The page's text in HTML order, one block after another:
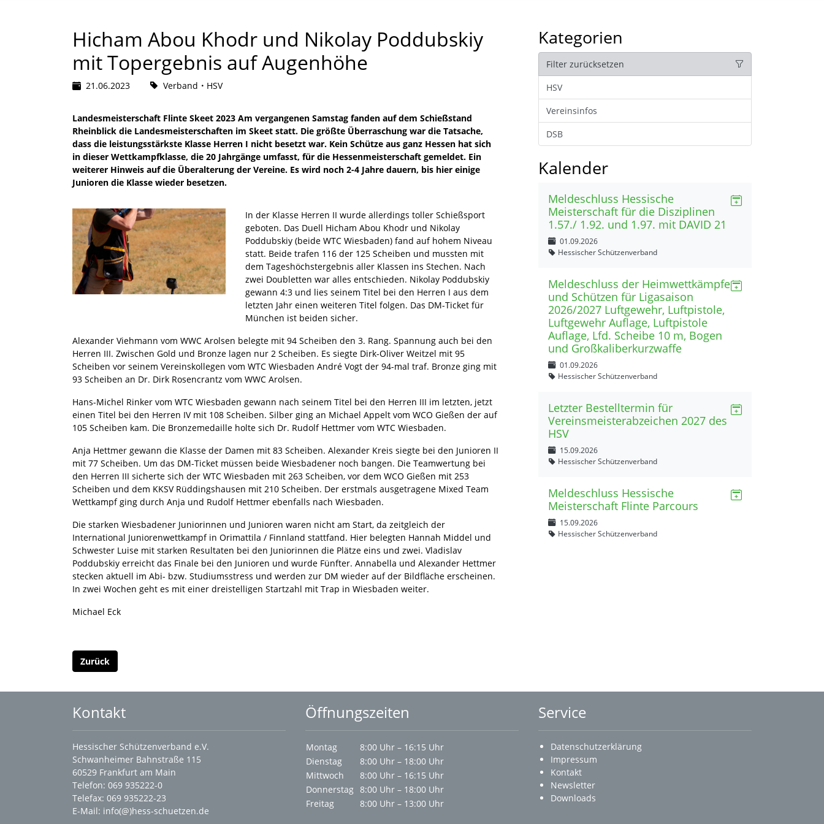
Hicham Abou Khodr und Nikolay Poddubskiy
mit Topergebnis auf Augenhöhe
21.06.2023 Verband HSV
Landesmeisterschaft Flinte Skeet 2023 Am vergangenen Samstag fanden auf dem Schießstand
Rheinblick die Landesmeisterschaften im Skeet statt. Die größte Überraschung war die Tatsache,
dass die leistungsstärkste Klasse Herren I nicht besetzt war. Kein Schütze aus ganz Hessen hat sich
in dieser Wettkampfklasse, die 20 Jahrgänge umfasst, für die Hessenmeisterschaft gemeldet. Ein
weiterer Hinweis auf die Überalterung der Vereine. Es wird noch 2-4 Jahre dauern, bis hier einige
Junioren die Klasse wieder besetzen.
In der Klasse Herren II wurde allerdings toller Schießsport
geboten. Das Duell Hicham Abou Khodr und Nikolay
Poddubskiy (beide WTC Wiesbaden) fand auf hohem Niveau
statt. Beide trafen 116 der 125 Scheiben und mussten mit
dem Tageshöchstergebnis aller Klassen ins Stechen. Nach
zwei Doubletten war alles entschieden. Nikolay Poddubskiy
gewann 4:3 und lies seinem Titel bei den Herren I aus dem
letzten Jahr einen weiteren Titel folgen. Das DM-Ticket für
München ist beiden sicher.
Alexander Viehmann vom WWC Arolsen belegte mit 94 Scheiben den 3. Rang. Spannung auch bei den
Herren III. Zwischen Gold und Bronze lagen nur 2 Scheiben. Es siegte Dirk-Oliver Weitzel mit 95
Scheiben vor seinem Vereinskollegen vom WTC Wiesbaden André Vogt der 94-mal traf. Bronze ging mit
93 Scheiben an Dr. Dirk Rosencrantz vom WWC Arolsen.
Hans-Michel Rinker vom WTC Wiesbaden gewann nach seinem Titel bei den Herren III im letzten, jetzt
einen Titel bei den Herren IV mit 108 Scheiben. Silber ging an Michael Appelt vom WCO Gießen der auf
105 Scheiben kam. Die Bronzemedaille holte sich Dr. Rudolf Hettmer vom WTC Wiesbaden.
Anja Hettmer gewann die Klasse der Damen mit 83 Scheiben. Alexander Kreis siegte bei den Junioren II
mit 77 Scheiben. Um das DM-Ticket müssen beide Wiesbadener noch bangen. Die Teamwertung bei
den Herren III sicherte sich der WTC Wiesbaden mit 263 Scheiben, vor dem WCO Gießen mit 253
Scheiben und dem KKSV Rüddingshausen mit 210 Scheiben. Der erstmals ausgetragene Mixed Team
Wettkampf ging durch Anja und Rudolf Hettmer ebenfalls nach Wiesbaden.
Die starken Wiesbadener Juniorinnen und Junioren waren nicht am Start, da zeitgleich der
International Juniorenwettkampf in Orimattila / Finnland stattfand. Hier belegten Hannah Middel und
Schwester Luise mit starken Resultaten bei den Juniorinnen die Plätze eins und zwei. Vladislav
Poddubskiy erreicht das Finale bei den Junioren und wurde Fünfter. Annabella und Alexander Hettmer
stecken aktuell im Abi- bzw. Studiumsstress und werden zur DM wieder auf der Bildfläche erscheinen.
In zwei Wochen geht es mit einer dreistelligen Startzahl mit Trap in Wiesbaden weiter.
Michael Eck
Zurück
Kategorien
Filter zurücksetzen
HSV
Vereinsinfos
DSB
Kalender
Meldeschluss Hessische
Meisterschaft für die Disziplinen
1.57./ 1.92. und 1.97. mit DAVID 21
01.09.2026
Hessischer Schützenverband
Meldeschluss der Heimwettkämpfe
und Schützen für Ligasaison
2026/2027 Luftgewehr, Luftpistole,
Luftgewehr Auflage, Luftpistole
Auflage, Lfd. Scheibe 10 m, Bogen
und Großkaliberkurzwaffe
01.09.2026
Hessischer Schützenverband
Letzter Bestelltermin für
Vereinsmeisterabzeichen 2027 des
HSV
15.09.2026
Hessischer Schützenverband
Meldeschluss Hessische
Meisterschaft Flinte Parcours
15.09.2026
Hessischer Schützenverband
Kontakt
Hessischer Schützenverband e.V.
Schwanheimer Bahnstraße 115
60529 Frankfurt am Main
Telefon: 069 935222-0
Telefax: 069 935222-23
E-Mail: info(@)hess-schuetzen.de
Öffnungszeiten
Montag
8:00 Uhr – 16:15 Uhr
Dienstag
8:00 Uhr – 18:00 Uhr
Mittwoch
8:00 Uhr – 16:15 Uhr
Donnerstag 8:00 Uhr – 18:00 Uhr
Freitag
8:00 Uhr – 13:00 Uhr
Service
Datenschutzerklärung
Impressum
Kontakt
Newsletter
Downloads